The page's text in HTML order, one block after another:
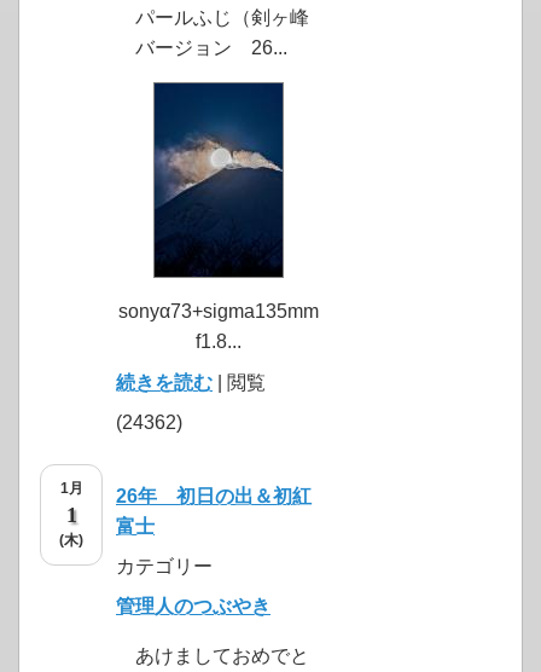
パールふじ（剣ヶ峰
バージョン 26...
sonyα73+sigma135mm
f1.8...
続きを読む | 閲覧
(24362)
1月
1
(木)
26年 初日の出＆初紅
富士
カテゴリー
管理人のつぶやき
あけましておめでと